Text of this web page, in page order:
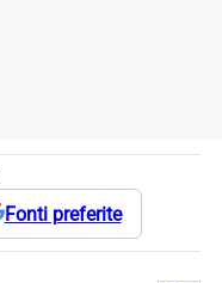
Fonti preferite